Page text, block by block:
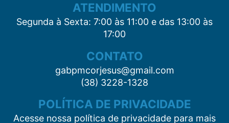
ATENDIMENTO
Segunda à Sexta: 7:00 às 11:00 e das 13:00 às
17:00
CONTATO
gabpmcorjesus@gmail.com
(38) 3228-1328
POLÍTICA DE PRIVACIDADE
Acesse nossa política de privacidade para mais